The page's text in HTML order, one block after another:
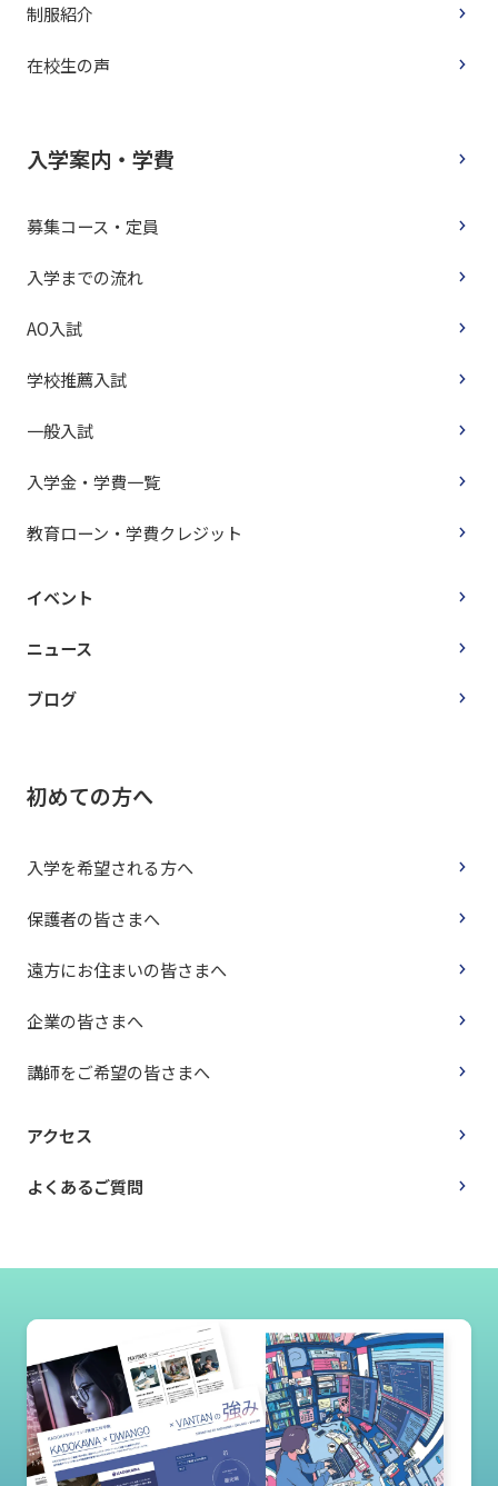
制服紹介
在校生の声
入学案内・学費
募集コース・定員
入学までの流れ
AO入試
学校推薦入試
一般入試
入学金・学費一覧
教育ローン・学費クレジット
イベント
ニュース
ブログ
初めての方へ
入学を希望される方へ
保護者の皆さまへ
遠方にお住まいの皆さまへ
企業の皆さまへ
講師をご希望の皆さまへ
アクセス
よくあるご質問